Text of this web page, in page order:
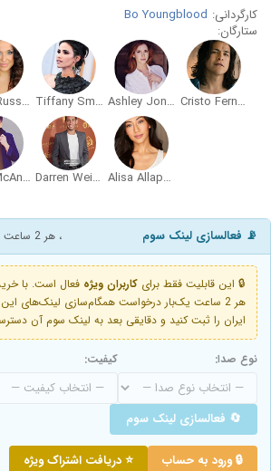
کارگردانی: Bo Youngblood
ستارگان:
Cristo Fernández
Ashley Jones
Tiffany Smith
Maria Russell
Alisa Allapach
Darren Weiss
Drew McAnany
📡 فعالسازی لینک سوم ، هر 2 ساعت یک فیلم برای یک کاربر ویژه
🔒 این قابلیت فقط برای کاربران ویژه فعال است. با
ایران را ثبت کنید و دقایقی بعد به لینک سوم آن
نوع صدا: کیفیت:
🔄 فعالسازی لینک سوم
🔒 ورود به حساب ⭐ دریافت اشتراک ویژه